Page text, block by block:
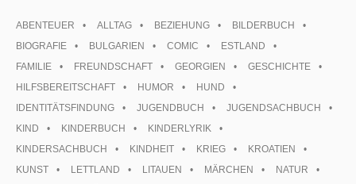
ABENTEUER ALLTAG BEZIEHUNG
BILDERBUCH
BIOGRAFIE
BULGARIEN COMIC
ESTLAND
FAMILIE
FREUNDSCHAFT GEORGIEN
GESCHICHTE
HILFSBEREITSCHAFT
HUMOR
HUND
IDENTITÄTSFINDUNG
JUGENDBUCH
JUGENDSACHBUCH
KIND
KINDERBUCH
KINDERLYRIK
KINDERSACHBUCH
KINDHEIT KRIEG
KROATIEN
KUNST
LETTLAND LITAUEN MÄRCHEN
NATUR